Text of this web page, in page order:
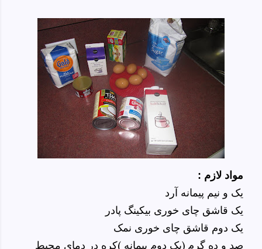
مواد لازم :
یک و نیم پیمانه آرد
یک قاشق چای خوری بیکینگ پادر
یک دوم قاشق چای خوری نمک
صد و ده گرم (یک دوم پیمانه )کره در دمای محیط